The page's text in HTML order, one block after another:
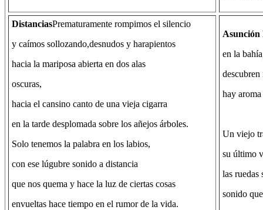
DistanciasPrematuramente rompimos el silencio
y caímos sollozando,desnudos y harapientos
hacia la mariposa abierta en dos alas
oscuras,
hacia el cansino canto de una vieja cigarra
en la tarde desplomada sobre los añejos árboles.
Solo tenemos la palabra en los labios,
con ese lúgubre sonido a distancia
que nos quema y hace la luz de ciertas cosas
envueltas hace tiempo en el rumor de la vida.
Asunción
en la
hay
Un viejo
su último
las ruedas
sonido